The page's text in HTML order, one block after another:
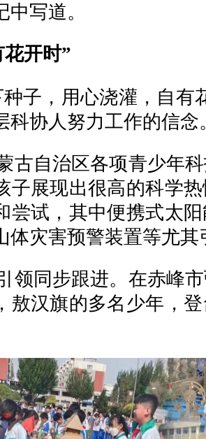
写道。
花开时”
种子，用心浇灌，自有
科协人努力工作的信念
古自治区各项青少年
子展现出很高的科学
尝试，其中便携式太
体灾害预警装置等尤其
领同步跟进。在赤峰
敖汉旗的多名少年，